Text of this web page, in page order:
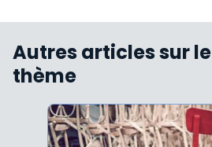
Autres articles sur
thème